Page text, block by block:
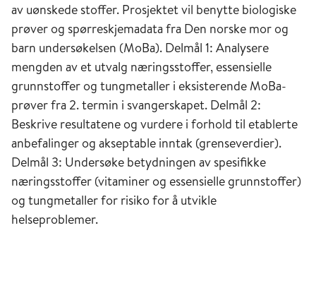
av uønskede stoffer. Prosjektet vil benytte biologiske
prøver og spørreskjemadata fra Den norske mor og
barn undersøkelsen (MoBa). Delmål 1: Analysere
mengden av et utvalg næringsstoffer, essensielle
grunnstoffer og tungmetaller i eksisterende MoBa-
prøver fra 2. termin i svangerskapet. Delmål 2:
Beskrive resultatene og vurdere i forhold til etablerte
anbefalinger og akseptable inntak (grenseverdier).
Delmål 3: Undersøke betydningen av spesifikke
næringsstoffer (vitaminer og essensielle grunnstoffer)
og tungmetaller for risiko for å utvikle
helseproblemer.